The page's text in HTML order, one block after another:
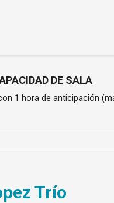
DE SALA
1 hora de anticipación
Trío